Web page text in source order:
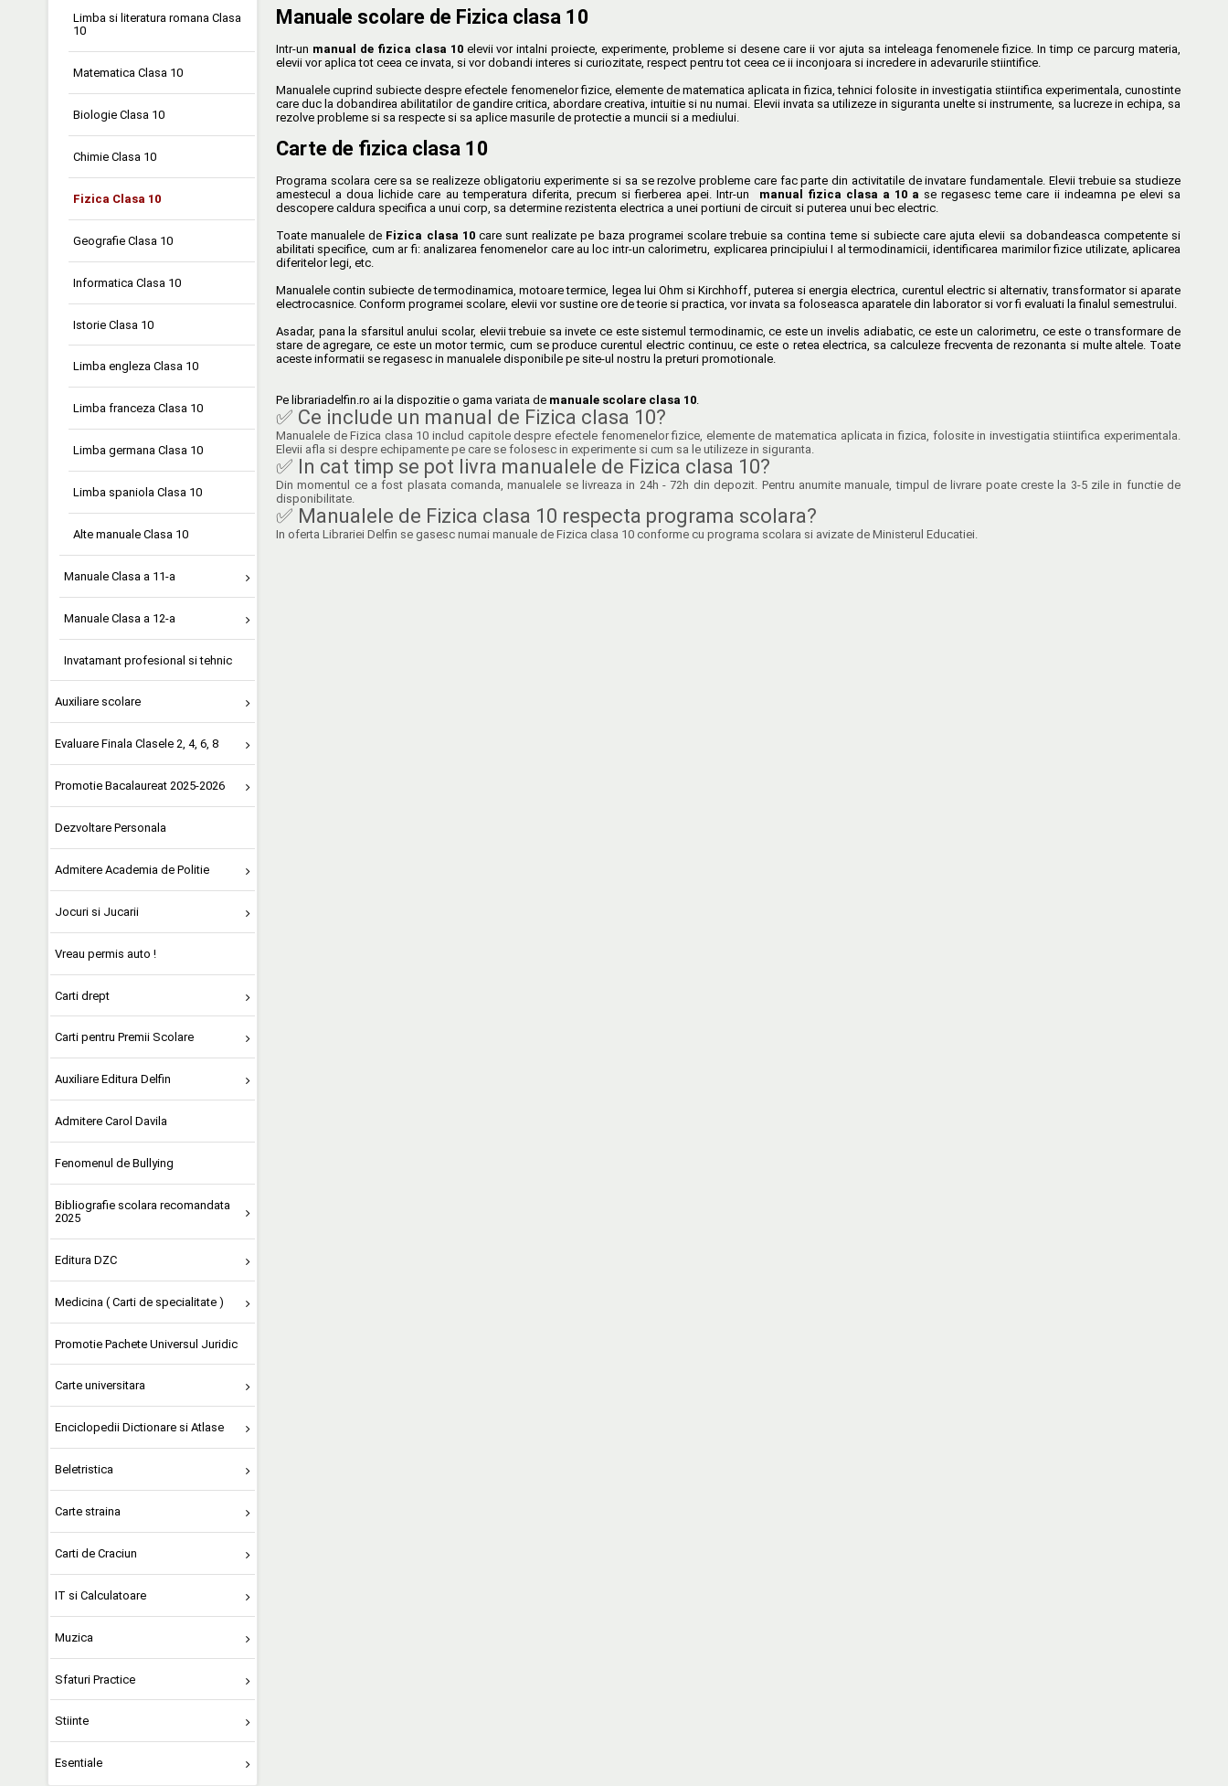
Limba si literatura romana Clasa
10
Matematica Clasa 10
Biologie Clasa 10
Chimie Clasa 10
Fizica Clasa 10
Geografie Clasa 10
Informatica Clasa 10
Istorie Clasa 10
Limba engleza Clasa 10
Limba franceza Clasa 10
Limba germana Clasa 10
Limba spaniola Clasa 10
Alte manuale Clasa 10
Manuale Clasa a 11-a
Manuale Clasa a 12-a
Invatamant profesional si tehnic
Auxiliare scolare
Evaluare Finala Clasele 2, 4, 6, 8
Promotie Bacalaureat 2025-2026
Dezvoltare Personala
Admitere Academia de Politie
Jocuri si Jucarii
Vreau permis auto !
Carti drept
Carti pentru Premii Scolare
Auxiliare Editura Delfin
Admitere Carol Davila
Fenomenul de Bullying
Bibliografie scolara recomandata
2025
Editura DZC
Medicina ( Carti de specialitate )
Promotie Pachete Universul Juridic
Carte universitara
Enciclopedii Dictionare si Atlase
Beletristica
Carte straina
Carti de Craciun
IT si Calculatoare
Muzica
Sfaturi Practice
Stiinte
Esentiale
Manuale scolare de Fizica clasa 10
Intr-un manual de fizica clasa 10elevii vor intalni proiecte, experimente, probleme si desene care ii vor ajuta sa inteleaga fenomenele fizice. In timp ce parcurg materia,
elevii vor aplica tot ceea ce invata, si vor dobandi interes si curiozitate, respect pentru tot ceea ce ii inconjoara si incredere in adevarurile stiintifice.
Manualele cuprind subiecte despre efectele fenomenelor fizice, elemente de matematica aplicata in fizica, tehnici folosite in investigatia stiintifica experimentala, cunostinte
care duc la dobandirea abilitatilor de gandire critica, abordare creativa, intuitie si nu numai. Elevii invata sa utilizeze in siguranta unelte si instrumente, sa lucreze in echipa, sa
rezolve probleme si sa respecte si sa aplice masurile de protectie a muncii si a mediului.
Carte de fizica clasa 10
Programa scolara cere sa se realizeze obligatoriu experimente si sa se rezolve probleme care fac parte din activitatile de invatare fundamentale. Elevii trebuie sa studieze
amestecul a doua lichide care au temperatura diferita, precum si fierberea apei. Intr-un manual fizica clasa a 10 a se regasesc teme care ii indeamna pe elevi sa
descopere caldura specifica a unui corp, sa determine rezistenta electrica a unei portiuni de circuit si puterea unui bec electric.
Toate manualele de Fizica clasa 10care sunt realizate pe baza programei scolare trebuie sa contina teme si subiecte care ajuta elevii sa dobandeasca competente si
abilitati specifice, cum ar fi: analizarea fenomenelor care au loc intr-un calorimetru, explicarea principiului I al termodinamicii, identificarea marimilor fizice utilizate, aplicarea
diferitelor legi, etc.
Manualele contin subiecte de termodinamica, motoare termice, legea lui Ohm si Kirchhoff, puterea si energia electrica, curentul electric si alternativ, transformator si aparate
electrocasnice. Conform programei scolare, elevii vor sustine ore de teorie si practica, vor invata sa foloseasca aparatele din laborator si vor fi evaluati la finalul semestrului.
Asadar, pana la sfarsitul anului scolar, elevii trebuie sa invete ce este sistemul termodinamic, ce este un invelis adiabatic, ce este un calorimetru, ce este o transformare de
stare de agregare, ce este un motor termic, cum se produce curentul electric continuu, ce este o retea electrica, sa calculeze frecventa de rezonanta si multe altele. Toate
aceste informatii se regasesc in manualele disponibile pe site-ul nostru la preturi promotionale.
Pe librariadelfin.ro ai la dispozitie o gama variata de manuale scolare clasa 10
✅ Ce include un manual de Fizica clasa 10?
Manualele de Fizica clasa 10 includ capitole despre efectele fenomenelor fizice, elemente de matematica aplicata in fizica, folosite in investigatia stiintifica experimentala.
Elevii afla si despre echipamente pe care se folosesc in experimente si cum sa le utilizeze in siguranta.
✅ In cat timp se pot livra manualele de Fizica clasa 10?
Din momentul ce a fost plasata comanda, manualele se livreaza in 24h - 72h din depozit. Pentru anumite manuale, timpul de livrare poate creste la 3-5 zile in functie de
disponibilitate.
✅ Manualele de Fizica clasa 10 respecta programa scolara?
In oferta Librariei Delfin se gasesc numai manuale de Fizica clasa 10 conforme cu programa scolara si avizate de Ministerul Educatiei.